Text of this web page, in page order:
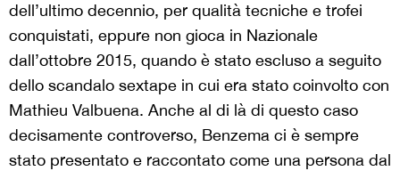
dell’ultimo decennio, per qualità tecniche e trofei
conquistati, eppure non gioca in Nazionale
dall’ottobre 2015, quando è stato escluso a seguito
dello scandalo sextape in cui era stato coinvolto con
Mathieu Valbuena. Anche al di là di questo caso
decisamente controverso, Benzema ci è sempre
stato presentato e raccontato come una persona dal